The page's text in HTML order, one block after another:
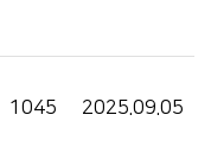
1045 2025.09.05